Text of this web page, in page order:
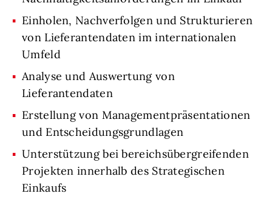
Einholen, Nachverfolgen und Strukturieren
von Lieferantendaten im internationalen
Umfeld
Analyse und Auswertung von
Lieferantendaten
Erstellung von Managementpräsentationen
und Entscheidungsgrundlagen
Unterstützung bei bereichsübergreifenden
Projekten innerhalb des Strategischen
Einkaufs